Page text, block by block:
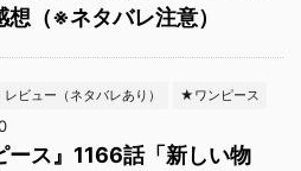
想（※ネタバレ注意）
ビュー（ネタバレあり） ★ワンピース
ース』1166話「新しい物